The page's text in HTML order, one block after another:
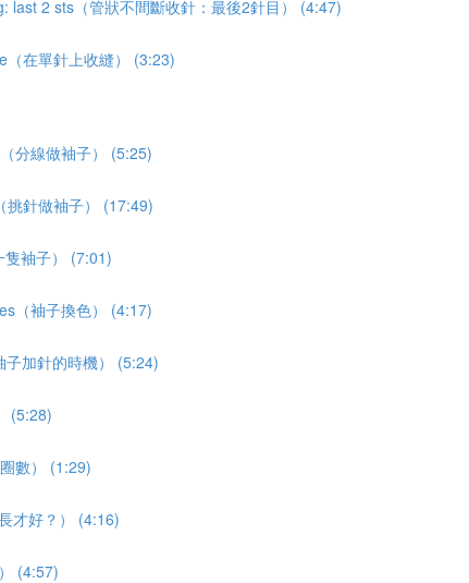
last 2 sts（管狀不間斷收針：最後2針目） (4:47)
在單針上收縫） (3:23)
分線做袖子） (5:25)
挑針做袖子） (17:49)
袖子） (7:01)
（袖子換色） (4:17)
加針的時機） (5:24)
(5:28)
數） (1:29)
才好？） (4:16)
(4:57)